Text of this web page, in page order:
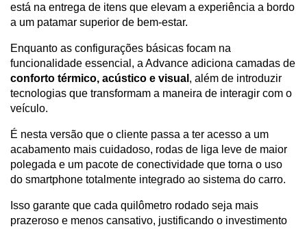
está na entrega de itens que elevam a experiência a bordo
a um patamar superior de bem-estar.
Enquanto as configurações básicas focam na
conforto térmico, acústico e visual , além de introduzir
tecnologias que transformam a maneira de interagir com o
veículo.
É nesta versão que o cliente passa a ter acesso a um
acabamento mais cuidadoso, rodas de liga leve de maior
polegada e um pacote de conectividade que torna o uso
do smartphone totalmente integrado ao sistema do carro.
Isso garante que cada quilômetro rodado seja mais
prazeroso e menos cansativo, justificando o investimento